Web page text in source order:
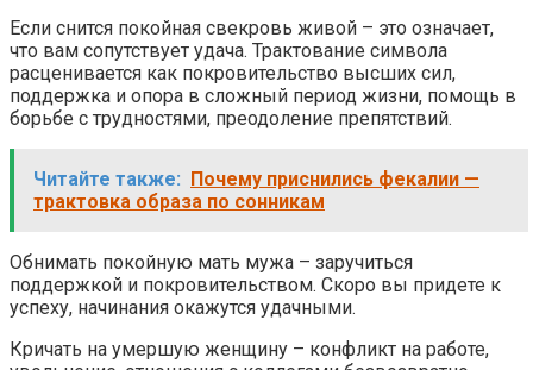
Если снится покойная свекровь живой – это означает,
что вам сопутствует удача. Трактование символа
расценивается как покровительство высших сил,
поддержка и опора в сложный период жизни, помощь в
борьбе с трудностями, преодоление препятствий.
Читайте также:
Почему приснились фекалии —
трактовка образа по сонникам
Обнимать покойную мать мужа – заручиться
поддержкой и покровительством. Скоро вы придете к
успеху, начинания окажутся удачными.
Кричать на умершую женщину – конфликт на работе,